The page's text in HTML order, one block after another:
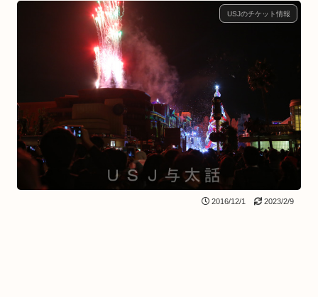
USJのチケット情報
2016/12/1 2023/2/9